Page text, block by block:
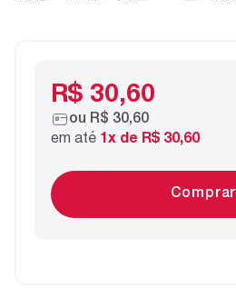
R$ 30,60
ou R$ 30,60
em até 1 x de R$ 30,60
Comprar